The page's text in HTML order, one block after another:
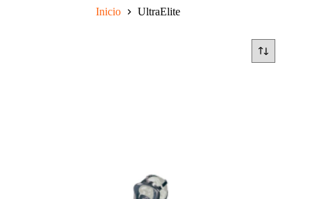
Inicio UltraElite